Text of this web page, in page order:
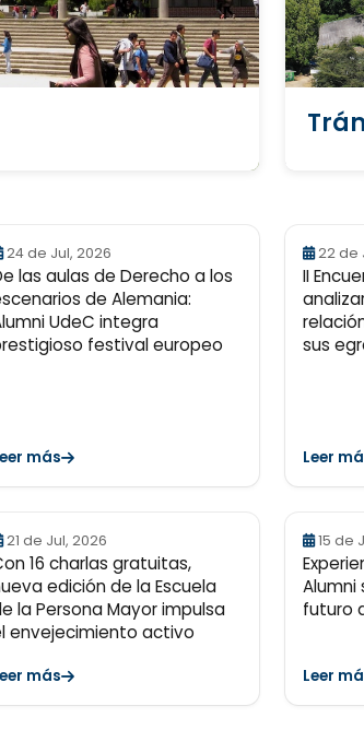
24 de Jul, 2026
las aulas de Derecho a los
de Alemania:
UdeC integra
festival europeo
más
22 de
II
sus
Leer
21 de Jul, 2026
16 charlas gratuitas,
edición de la Escuela
la Persona Mayor impulsa
envejecimiento activo
más
15 de
Alumni
futuro
Leer